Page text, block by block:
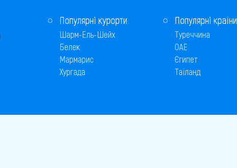
Популярні курорти
Шарм-Ель-Шейх
Белек
Мармарис
Хургада
Популярні країни
Туреччина
ОАЕ
Єгипет
Таїланд